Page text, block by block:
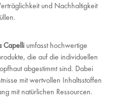
und Nachhaltigkeit
Capelli umfasst hochwertige
die auf die individuellen
abgestimmt sind. Dabei
mit wertvollen Inhaltsstoffen
mit natürlichen Ressourcen.